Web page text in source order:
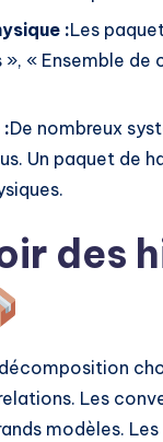
:Les
», « Ensemble
De nombreux
Un paquet de
des
Les
modèles.